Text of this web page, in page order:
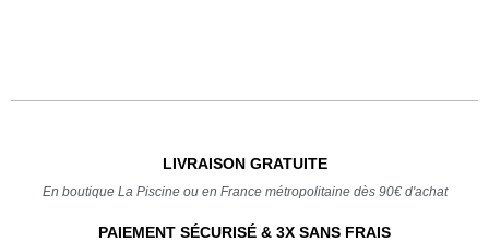
LIVRAISON GRATUITE
En boutique La Piscine ou en France métropolitaine dès 90€ d'achat
PAIEMENT SÉCURISÉ & 3X SANS FRAIS